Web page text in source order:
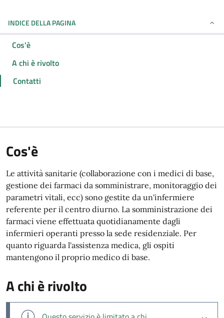
INDICE DELLA PAGINA
Cos'è
A chi è rivolto
Contatti
Cos'è
Le attività sanitarie (collaborazione con i medici di base,
gestione dei farmaci da somministrare, monitoraggio dei
parametri vitali, ecc) sono gestite da un'infermiere
referente per il centro diurno. La somministrazione dei
farmaci viene effettuata quotidianamente dagli
infermieri operanti presso la sede residenziale. Per
quanto riguarda l'assistenza medica, gli ospiti
mantengono il proprio medico di base.
A chi è rivolto